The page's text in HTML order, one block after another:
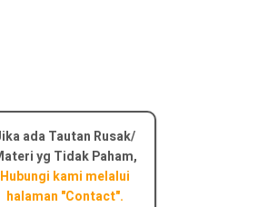
ada Tautan Rusak/
yg Tidak Paham,
Hubungi kami melalui
halaman "Contact".